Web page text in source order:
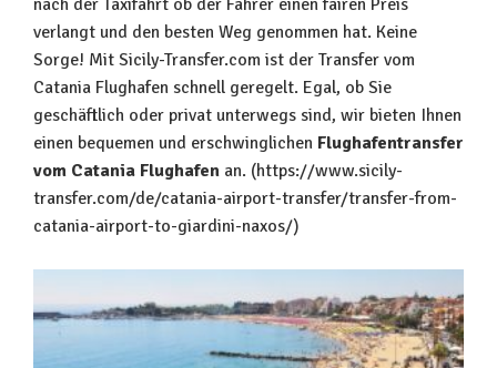
nach der Taxifahrt ob der Fahrer einen fairen Preis
verlangt und den besten Weg genommen hat. Keine
Sorge! Mit Sicily-Transfer.com ist der Transfer vom
Catania Flughafen schnell geregelt. Egal, ob Sie
geschäftlich oder privat unterwegs sind, wir bieten Ihnen
einen bequemen und erschwinglichen Flughafentransfer
vom Catania Flughafen an. (https://www.sicily-
transfer.com/de/catania-airport-transfer/transfer-from-
catania-airport-to-giardini-naxos/)